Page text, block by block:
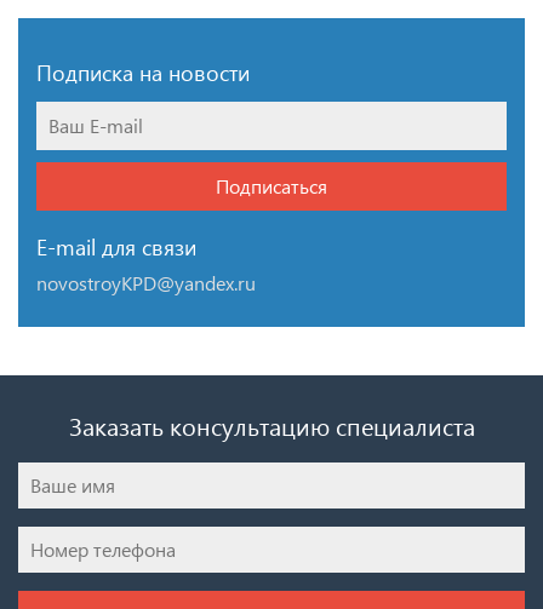
Подписка на новости
Подписаться
E-mail для связи
novostroyKPD@yandex.ru
Заказать консультацию специалиста